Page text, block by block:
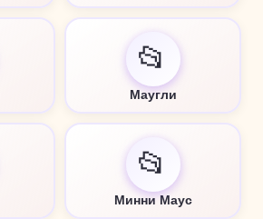
📂
Маугли
📂
Минни Маус